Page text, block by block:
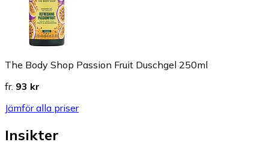
The Body Shop Passion Fruit Duschgel 250ml
fr. 93 kr
Jämför alla priser
Insikter